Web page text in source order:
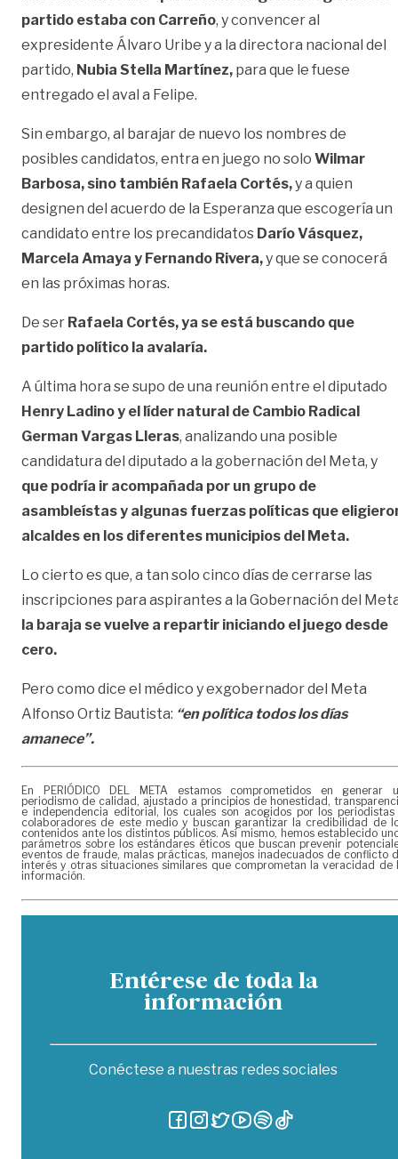
partido estaba con Carreño, y convencer al
expresidente Álvaro Uribe y a la directora nacional del
partido, Nubia Stella Martínez, para que le fuese
entregado el aval a Felipe.
Sin embargo, al barajar de nuevo los nombres de
posibles candidatos, entra en juego no solo Wilmar
Barbosa, sino también Rafaela Cortés,y a quien
designen del acuerdo de la Esperanza que escogería un
candidato entre los precandidatos Darío Vásquez,
Marcela Amaya y Fernando Rivera,y que se conocerá
en las próximas horas.
De ser Rafaela Cortés, ya se está buscando que
partido político la avalaría.
A última hora se supo de una reunión entre el diputado
Henry Ladino y el líder natural de Cambio Radical
German Vargas Lleras, analizando una posible
candidatura del diputado a la gobernación del Meta, y
que podría ir acompañada por un grupo de
asambleístas y algunas fuerzas políticas que
alcaldes en los diferentes municipios del Meta.
Lo cierto es que, a tan solo cinco días de cerrarse las
inscripciones para aspirantes a la Gobernación del
la baraja se vuelve a repartir iniciando el juego desde
cero.
Pero como dice el médico y exgobernador del Meta
Alfonso Ortiz Bautista: “en política todos los días
amanece”.
En PERIÓDICO DEL META estamos comprometidos en generar
periodismo de calidad, ajustado a principios de honestidad,
e independencia editorial, los cuales son acogidos por los periodistas
colaboradores de este medio y buscan garantizar la credibilidad de
contenidos ante los distintos públicos. Así mismo, hemos establecido
parámetros sobre los estándares éticos que buscan prevenir
eventos de fraude, malas prácticas, manejos inadecuados de conflicto
interés y otras situaciones similares que comprometan la veracidad de
información.
Entérese de toda la
información
Conéctese a nuestras redes sociales